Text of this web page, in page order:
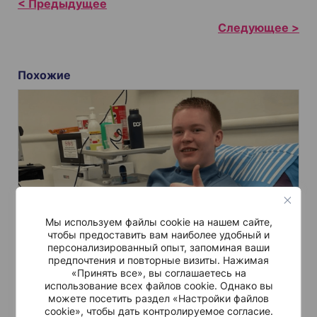
Мы используем файлы cookie на нашем сайте,
чтобы предоставить вам наиболее удобный и
персонализированный опыт, запоминая ваши
предпочтения и повторные визиты. Нажимая
«Принять все», вы соглашаетесь на
использование всех файлов cookie. Однако вы
можете посетить раздел «Настройки файлов
cookie», чтобы дать контролируемое согласие.
Н
и
г
ц
и
я
п
Похожие
Истории пациентов
Новости
Июл 27.
ИЗ НОРВЕГИИ В ИЗРАИЛЬ: CAR-T-
ТЕРАПИЯ ВОЛЧАНКИ – ИСТОРИЯ